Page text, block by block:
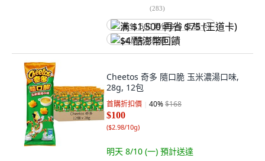
(283)
满 $1,500 再省 $75 (王道卡)
$4 酷澎幣回饋
Cheetos 奇多 隨口脆 玉米濃湯口味,
28g, 12包
首購折扣價 40%$168
$100
($2.98/10g)
明天 8/10 (一) 預計送達